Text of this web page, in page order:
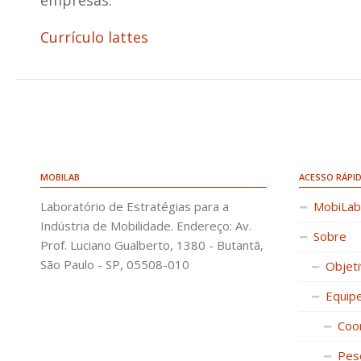
Currículo lattes
MOBILAB
Laboratório de Estratégias para a
Indústria de Mobilidade. Endereço: Av.
Prof. Luciano Gualberto, 1380 - Butantã,
São Paulo - SP, 05508-010
ACESSO
MobiLab
Sobre